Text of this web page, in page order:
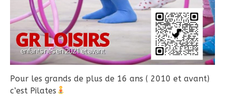
Pour les grands de plus de 16 ans ( 2010 et avant)
c’est Pilates